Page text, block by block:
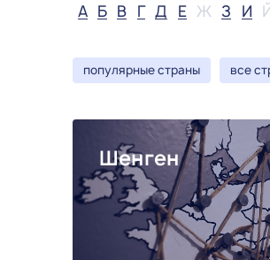
А Б В Г Д Е Ж З И
популярные страны все
Шенген